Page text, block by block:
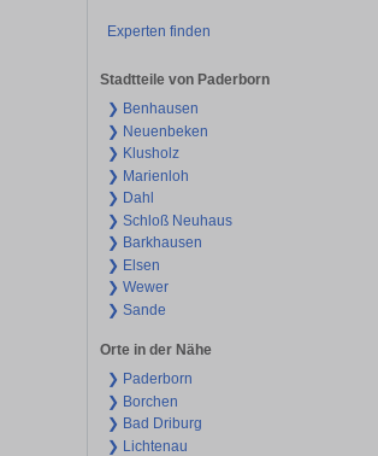
Experten finden
Stadtteile von Paderborn
❯ Benhausen
❯ Neuenbeken
❯ Klusholz
❯ Marienloh
❯ Dahl
❯ Schloß Neuhaus
❯ Barkhausen
❯ Elsen
❯ Wewer
❯ Sande
Orte in der Nähe
❯ Paderborn
❯ Borchen
❯ Bad Driburg
❯ Lichtenau